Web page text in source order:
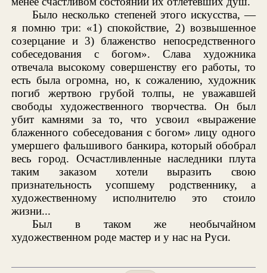
Было несколько степеней этого искусства, —
я помню три: «1) спокойствие, 2) возвышенное
созерцание и 3) блаженство непосредственного
собеседования с богом». Слава художника
отвечала высокому совершенству его работы, то
есть была огромна, но, к сожалению, художник
погиб жертвою грубой толпы, не уважавшей
свободы художественного творчества. Он был
убит камнями за то, что усвоил «выражение
блаженного собеседования с богом» лицу одного
умершего фальшивого банкира, который обобрал
весь город. Осчастливленные наследники плута
таким заказом хотели выразить свою
признательность усопшему родственнику, а
художественному исполнителю это стоило
жизни...
Был в таком же необычайном
художественном роде мастер и у нас на Руси.